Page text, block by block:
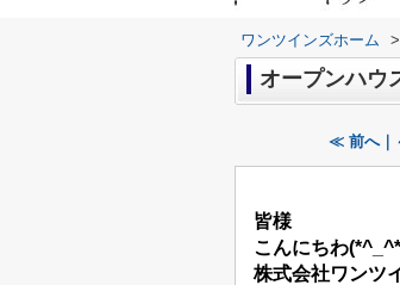
ワンツインズホーム >
オープンハウ
≪ 前へ｜
皆様
こんにちわ
株式会社ワンツ